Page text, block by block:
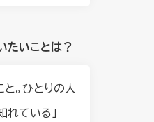
たいことは？
と。ひとりの人
れている」